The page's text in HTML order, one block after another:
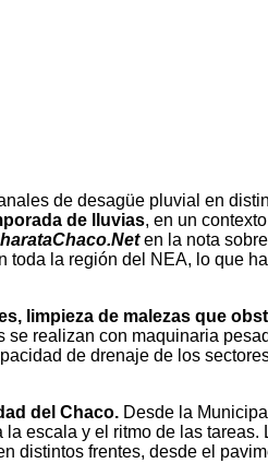
de desagüe pluvial en
de lluvias, en un
en la nota
la región del NEA, lo que
limpieza de malezas que
se realizan con maquinaria
de drenaje de los
del Chaco. Desde la
escala y el ritmo de las
distintos frentes, desde el